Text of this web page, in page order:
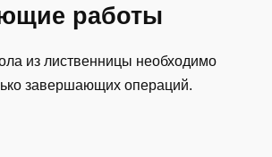
работы
из лиственницы необходимо
завершающих операций.